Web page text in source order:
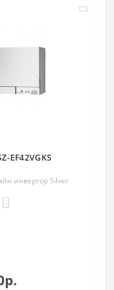
EF42VGKS
инвертор Silver